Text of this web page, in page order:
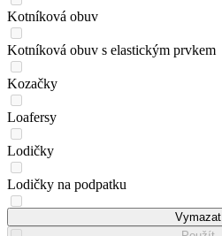
Kotníková obuv
Kotníková obuv s elastickým prvkem
Kozačky
Loafersy
Lodičky
Lodičky na podpatku
Vymazat